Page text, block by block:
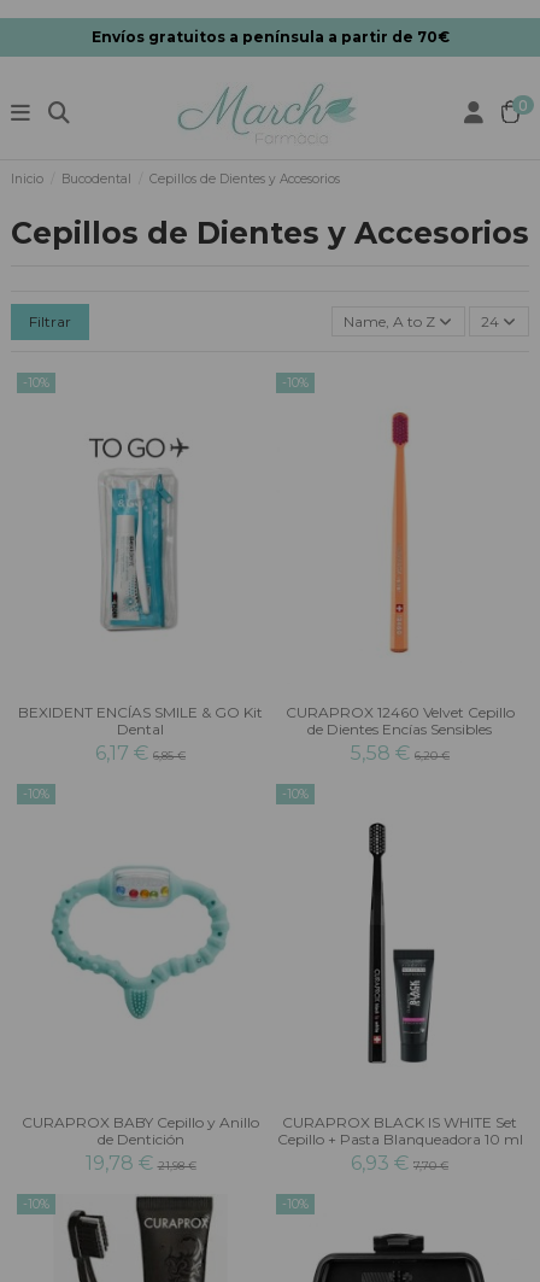
Envíos gratuitos a península a partir de 70€
0
Inicio Bucodental Cepillos de Dientes y Accesorios
Cepillos de Dientes y Accesorios
Filtrar Name, A to Z 24
-10%
BEXIDENT ENCÍAS SMILE & GO Kit
Dental
6,17 € 6,85 €
-10%
CURAPROX 12460 Velvet Cepillo
de Dientes Encías Sensibles
5,58 € 6,20 €
-10%
CURAPROX BABY Cepillo y Anillo
de Dentición
19,78 €21,98 €
-10%
CURAPROX BLACK IS WHITE Set
Cepillo + Pasta Blanqueadora 10 ml
6,93 € 7,70 €
-10% -10%